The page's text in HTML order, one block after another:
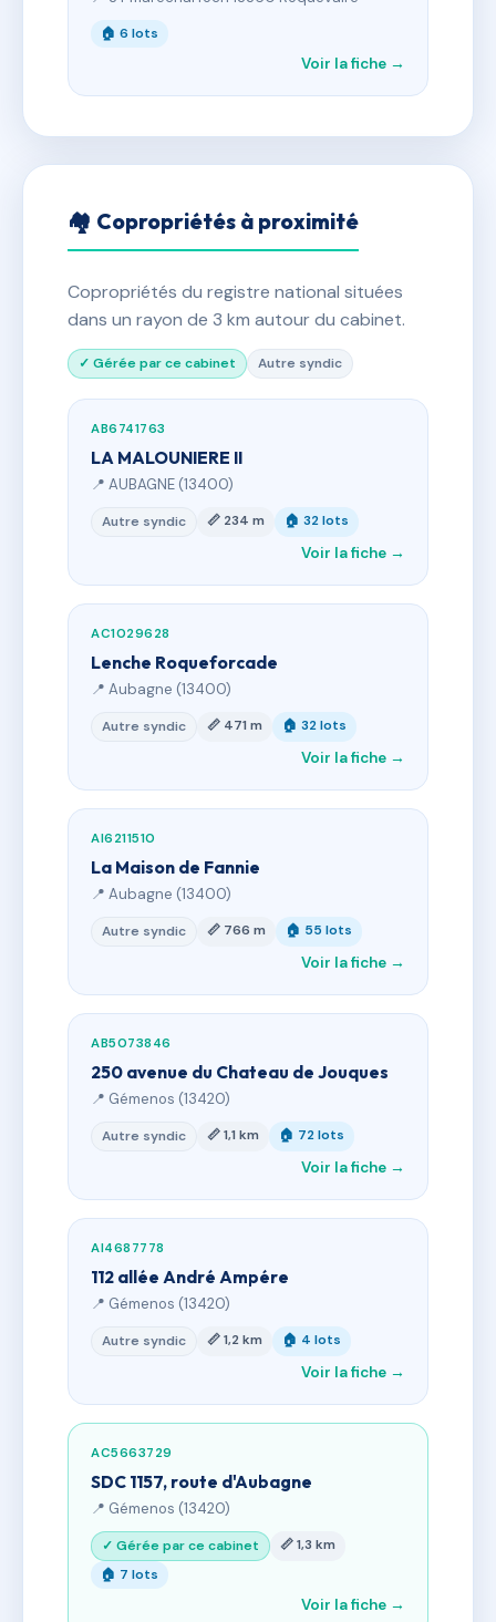
🏠 6 lots
Voir la fiche →
🏘 Copropriétés à proximité
Copropriétés du registre national situées
dans un rayon de 3 km autour du cabinet.
✓ Gérée par ce cabinet Autre syndic
AB6741763
LA MALOUNIERE II
📍 AUBAGNE (13400)
Autre syndic 📏 234 m 🏠 32 lots
Voir la fiche →
AC1029628
Lenche Roqueforcade
📍 Aubagne (13400)
Autre syndic 📏 471 m 🏠 32 lots
Voir la fiche →
AI6211510
La Maison de Fannie
📍 Aubagne (13400)
Autre syndic 📏 766 m 🏠 55 lots
Voir la fiche →
AB5073846
250 avenue du Chateau de Jouques
📍 Gémenos (13420)
Autre syndic 📏 1,1 km 🏠 72 lots
Voir la fiche →
AI4687778
112 allée André Ampére
📍 Gémenos (13420)
Autre syndic 📏 1,2 km 🏠 4 lots
Voir la fiche →
AC5663729
SDC 1157, route d'Aubagne
📍 Gémenos (13420)
✓ Gérée par ce cabinet
📏 1,3 km
🏠 7 lots
Voir la fiche →